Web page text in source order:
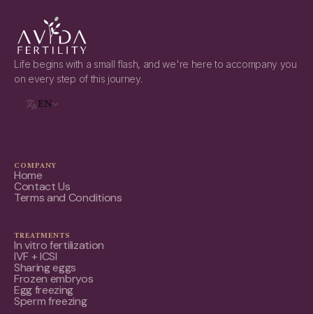
Life begins with a small flash, and we're here to accompany you
on every step of this journey.
EN
COMPANY
Home
Contact Us
Terms and Conditions
TREATMENTS
In vitro fertilization
IVF + ICSI
Sharing eggs
Frozen embryos
Egg freezing
Sperm freezing